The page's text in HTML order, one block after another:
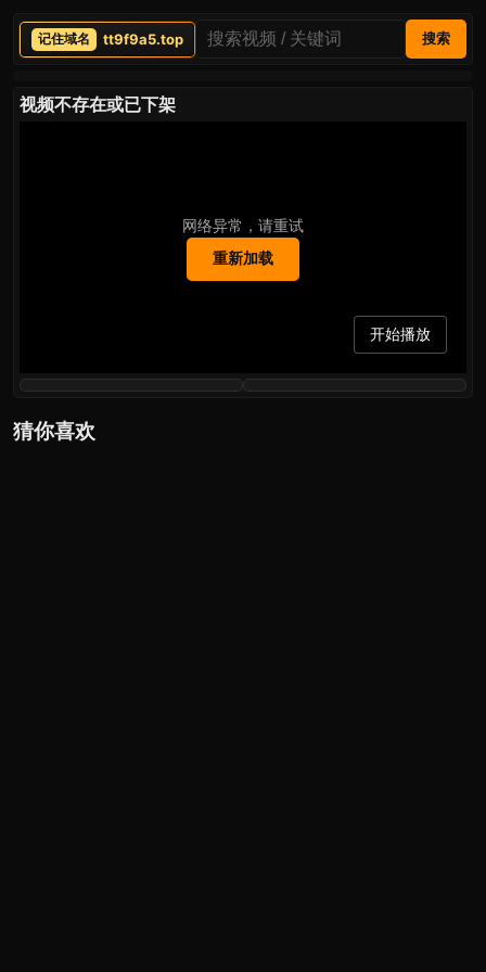
tt9f9a5.top 搜索
视频不存在或已下架
网络异常，请重试
重新加载
开始播放
猜你喜欢